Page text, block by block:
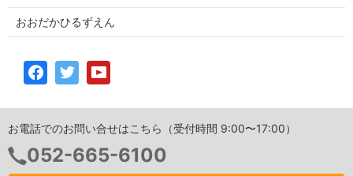
おおだかひるずえん
お電話でのお問い合せはこちら（受付時間 9:00〜17:00）
052-665-6100